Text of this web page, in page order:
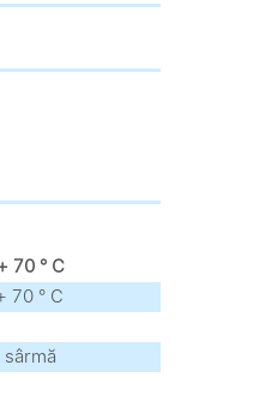
70 ° С
70 ° С